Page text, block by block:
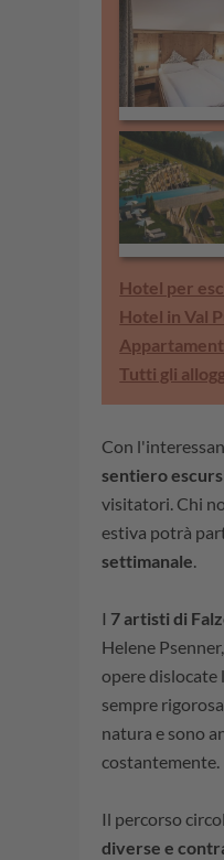
Hotel per
Hotel in Val
Tutti gli
Con
sentiero
visitatori. Chi
estiva potrà
settimanale.
I 7 artisti di
Helene
opere dislocate
sempre
natura e sono
costantemente.
Il percorso
diverse e